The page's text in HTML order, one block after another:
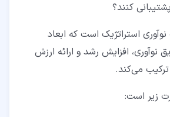
کنند؟
استراتژیک است که ابعاد
نوآوری، افزایش رشد و ارائه ارزش
می‌کند.
زیر است: